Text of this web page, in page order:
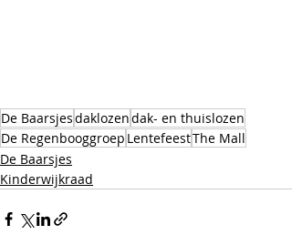
De Baarsjesdaklozendak- en thuislozen
De Regenbooggroep LentefeestThe Mall
De Baarsjes
Kinderwijkraad